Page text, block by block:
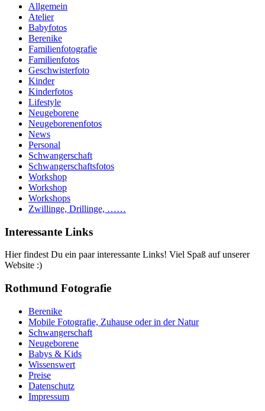
Allgemein
Atelier
Babyfotos
Berenike
Familienfotografie
Familienfotos
Geschwisterfoto
Kinder
Kinderfotos
Lifestyle
Neugeborene
Neugeborenenfotos
News
Personal
Schwangerschaft
Schwangerschaftsfotos
Workshop
Workshop
Workshops
Zwillinge, Drillinge, ……
Interessante Links
Hier findest Du ein paar interessante Links! Viel Spaß auf unserer
Website :)
Rothmund Fotografie
Berenike
Mobile Fotografie, Zuhause oder in der Natur
Schwangerschaft
Neugeborene
Babys & Kids
Wissenswert
Preise
Datenschutz
Impressum